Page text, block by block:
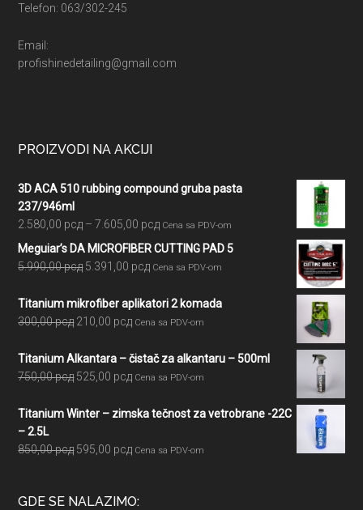
Telefon: 063/302-245
Email:
profishinedetailing@gmail.com
PROIZVODI NA AKCIJI
3D ACA 510 rubbing compound gruba pasta
237/946ml
2.580,00 рсд – 7.605,00 рсдRaspon
cena:
Cena sa PDV-om
Meguiar’s DA MICROFIBER CUTTING PAD 5
5.990,00рсд Originalna
je
bila:
5.391,00 рсдTrenutna
je:
5.391,00 рсд.
Cena sa PDV-om
Titanium mikrofiber aplikatori 2 komada
300,00рсд Originalna
je
bila:
210,00 рсдTrenutna
je:
210,00 рсд.
Cena sa PDV-om
Titanium Alkantara – čistač za alkantaru – 500ml
750,00рсд Originalna
je
750,00 рсд.
525,00 рсдTrenutna
je:
Cena sa PDV-om
Titanium Winter – zimska tečnost za vetrobrane -22C
– 2.5L
850,00рсд Originalna
bila:
595,00 рсдTrenutna
595,00 рсд.
Cena sa PDV-om
GDE SE NALAZIMO: